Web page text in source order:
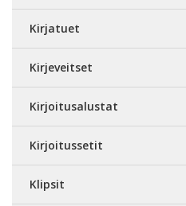
Kirjatuet
Kirjeveitset
Kirjoitusalustat
Kirjoitussetit
Klipsit